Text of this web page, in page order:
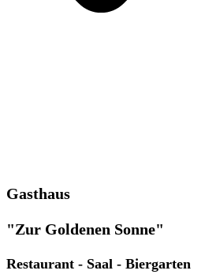
Gasthaus
"Zur Goldenen Sonne"
Restaurant - Saal - Biergarten